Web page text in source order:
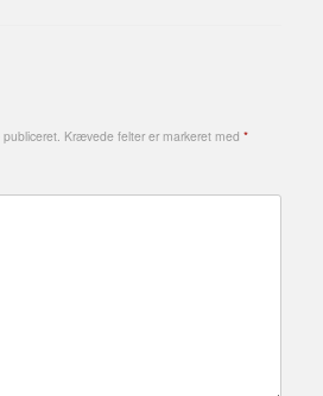
Krævede felter er markeret med *